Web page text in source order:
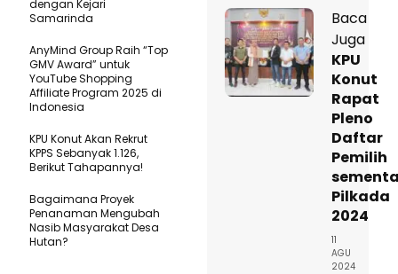
Baca
Juga
KPU
Konut
Rapat
Pleno
Daftar
Pemilih
Pilkada
2024
11
AGU
2024
dengan Kejari
Samarinda
AnyMind Group Raih “Top
GMV Award” untuk
YouTube Shopping
Affiliate Program 2025 di
Indonesia
KPU Konut Akan Rekrut
KPPS Sebanyak 1.126,
Berikut Tahapannya!
Bagaimana Proyek
Penanaman Mengubah
Nasib Masyarakat Desa
Hutan?